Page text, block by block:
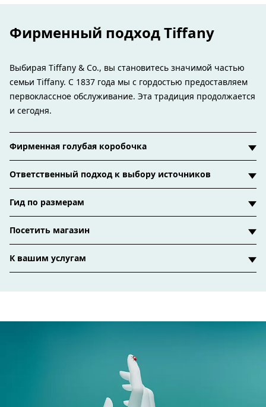
Фирменный подход Tiffany
Выбирая Tiffany & Co., вы становитесь значимой частью
семьи Tiffany. С 1837 года мы с гордостью предоставляем
первоклассное обслуживание. Эта традиция продолжается
и сегодня.
Фирменная голубая коробочка
Ответственный подход к выбору источников
Гид по размерам
Посетить магазин
К вашим услугам